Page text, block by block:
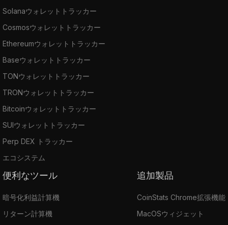
Solanaウォレットトラッカー
Cosmosウォレットトラッカー
Ethereumウォレットトラッカー
Baseウォレットトラッカー
TONウォレットトラッカー
TRONウォレットトラッカー
Bitcoinウォレットトラッカー
SUIウォレットトラッカー
Perp DEX トラッカー
エコシステム
便利なツール
暗号化利益計算機
リターン計算機
追加製品
CoinStats Chrome拡張機能
MacOSウィジェット